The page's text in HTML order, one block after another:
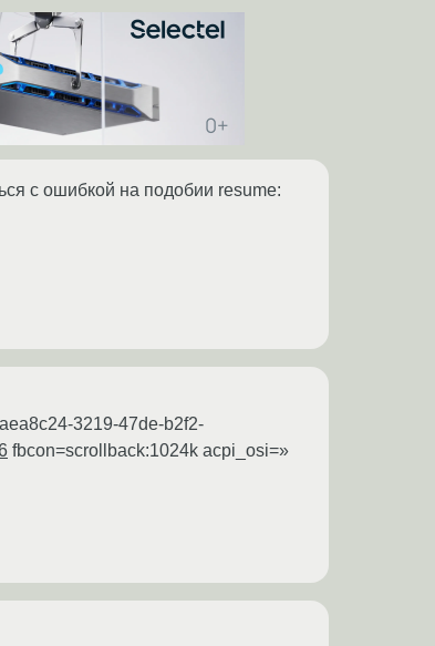
с ошибкой на подобии resume:
3219-47de-b2f2-
fbcon=scrollback:1024k acpi_osi=»